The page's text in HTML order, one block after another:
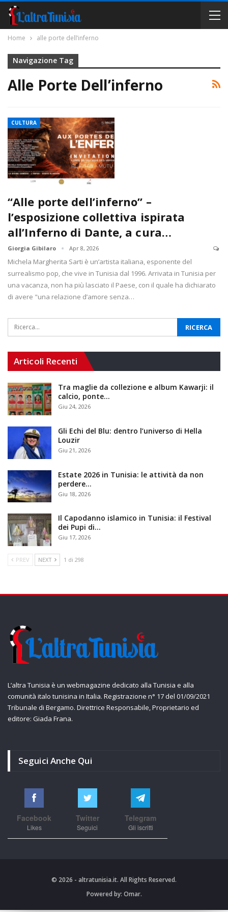
Home alle porte dell’inferno
Navigazione Tag
Alle Porte Dell’inferno
CULTURA
“Alle porte dell’inferno” –
l’esposizione collettiva ispirata
all’Inferno di Dante, a cura…
Giorgia Gibilaro Apr 8, 2026
Michela Margherita Sarti è un’artista italiana, esponente del
surrealismo pop, che vive in Tunisia dal 1996. Arrivata in Tunisia per
una vacanza, non ha più lasciato il Paese, con il quale ha dichiarato
di avere "una relazione d’amore senza…
Articoli Recenti
Tra maglie da collezione e album Kawarji: il
calcio, ponte…
Giu 24, 2026
Gli Echi del Blu: dentro l’universo di Hella
Louzir
Giu 21, 2026
Estate 2026 in Tunisia: le attività da non
perdere…
Giu 18, 2026
Il Capodanno islamico in Tunisia: il Festival
dei Pupi di…
Giu 17, 2026
PREV NEXT 1 di 298
L’altra Tunisia è un webmagazine dedicato alla Tunisia e alla
comunità italo tunisina in Italia. Registrazione n° 17 del 01/09/2021
Tribunale di Bergamo. Direttrice Responsabile, Proprietario ed
editore: Giada Frana.
Seguici Anche Qui
Facebook
Likes
Twitter
Seguici
Telegram
Gli iscritti
© 2026 - altratunisia.it. All Rights Reserved.
Powered by: Omar.